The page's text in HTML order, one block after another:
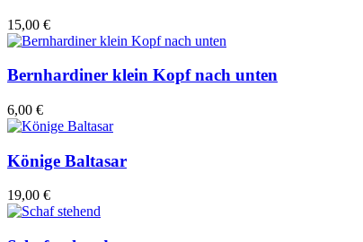
15,00 €
Bernhardiner klein Kopf nach unten
6,00 €
Könige Baltasar
19,00 €